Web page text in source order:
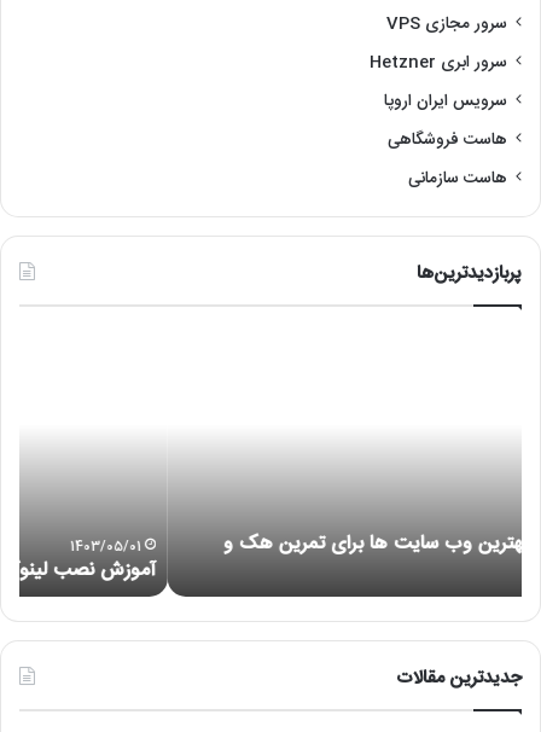
سرور مجازی VPS
سرور ابری Hetzner
سرویس ایران اروپا
هاست فروشگاهی
هاست سازمانی
پربازدیدترین‌ها
1403/05/01
جدیدترین مقالات